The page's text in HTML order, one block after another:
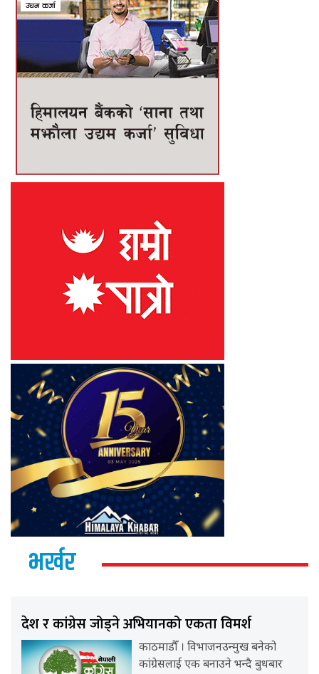
भर्खर
देश र कांग्रेस जोड्ने अभियानको एकता विमर्श
काठमाडौँ । विभाजनउन्मुख बनेको
कांग्रेसलाई एक बनाउने भन्दै बुधबार